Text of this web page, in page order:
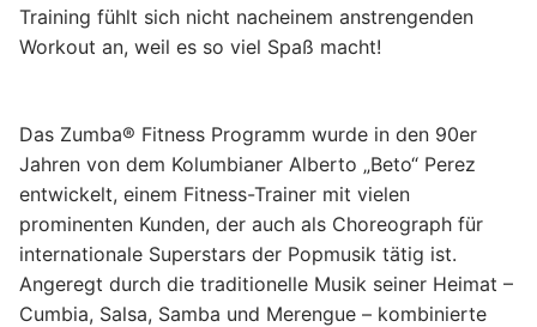
Jugend
Tennis – Herren
Tennis – Jugend
Breitensport
AROHA
Aqua Fitness
Badminton
Bodyfitness
Kinder und Jugend
Ballett
Eltern-Kind-Turnen
Hip Hop
Sportpark
Sponsoren
Mitglied werden
Kontakt
Training fühlt sich nicht nacheinem anstrengenden
Workout an, weil es so viel Spaß macht!
Das Zumba® Fitness Programm wurde in den 90er
Jahren von dem Kolumbianer Alberto „Beto“ Perez
entwickelt, einem Fitness-Trainer mit vielen
prominenten Kunden, der auch als Choreograph für
internationale Superstars der Popmusik tätig ist.
Angeregt durch die traditionelle Musik seiner Heimat –
Cumbia, Salsa, Samba und Merengue – kombinierte